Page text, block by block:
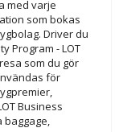
med varje
som bokas
Driver du
Program - LOT
som du gör
för
Business
baggage,